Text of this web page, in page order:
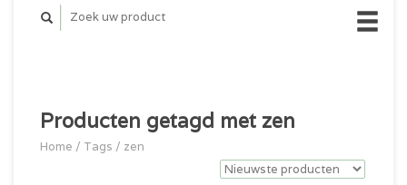
Producten getagd met zen
Home / Tags / zen